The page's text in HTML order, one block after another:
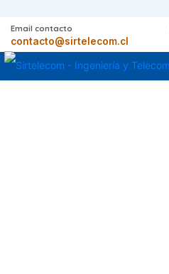
Email contacto
contacto@sirtelecom.cl